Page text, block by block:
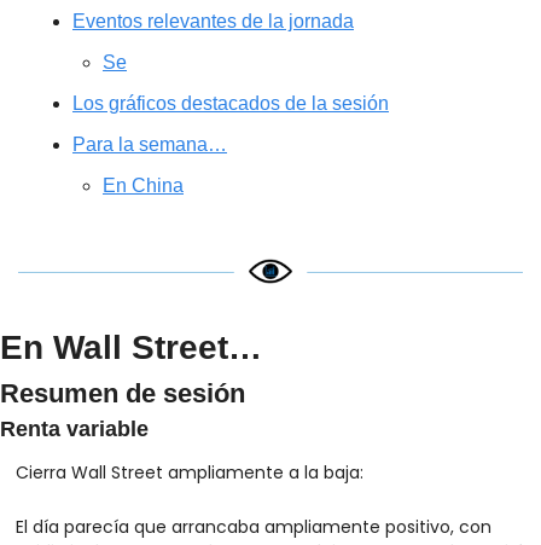
Eventos relevantes de la jornada
Se
Los gráficos destacados de la sesión
Para la semana…
En China
En Wall Street…
Resumen de sesión
Renta variable
Cierra Wall Street ampliamente a la baja:
El día parecía que arrancaba ampliamente positivo, con